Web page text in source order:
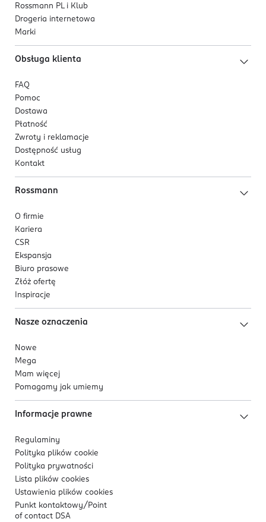
Rossmann PL i Klub
Drogeria internetowa
Marki
Obsługa klienta
FAQ
Pomoc
Dostawa
Płatność
Zwroty i reklamacje
Dostępność usług
Kontakt
Rossmann
O firmie
Kariera
CSR
Ekspansja
Biuro prasowe
Złóż ofertę
Inspiracje
Nasze oznaczenia
Nowe
Mega
Mam więcej
Pomagamy jak umiemy
Informacje prawne
Regulaminy
Polityka plików cookie
Polityka prywatności
Lista plików cookies
Ustawienia plików cookies
Punkt kontaktowy/ Point
of contact DSA